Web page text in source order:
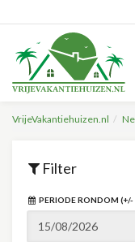
VrijeVakantiehuizen.nl
Filter
PERIODE RONDOM (+/-